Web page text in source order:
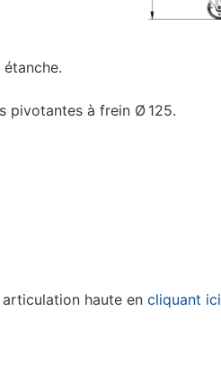
pivotantes à frein Ø 125.
haute en cliquant ici